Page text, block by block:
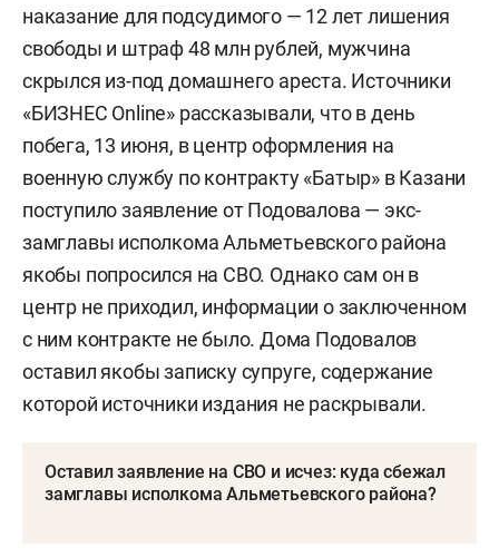
наказание для подсудимого — 12 лет лишения
свободы и штраф 48 млн рублей, мужчина
скрылся из-под домашнего ареста. Источники
«БИЗНЕС Online» рассказывали, что в день
побега, 13 июня, в центр оформления на
военную службу по контракту «Батыр» в Казани
поступило заявление от Подовалова — экс-
замглавы исполкома Альметьевского района
якобы попросился на СВО. Однако сам он в
центр не приходил, информации о заключенном
с ним контракте не было. Дома Подовалов
оставил якобы записку супруге, содержание
которой источники издания не раскрывали.
Оставил заявление на СВО и исчез: куда сбежал
замглавы исполкома Альметьевского района?